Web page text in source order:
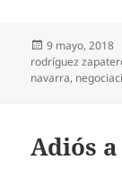
Publicado
el
9 mayo, 2018
rodríguez
navarra,
Adiós